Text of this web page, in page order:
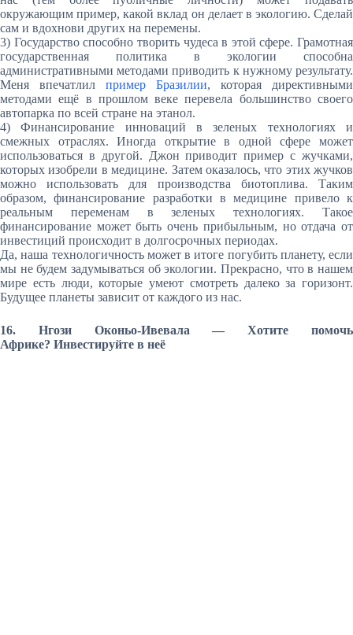
окружающим пример, какой вклад он делает в экологию. Сделай
сам и вдохнови других на перемены.
3) Государство способно творить чудеса в этой сфере. Грамотная
государственная политика в экологии способна
административными методами приводить к нужному результату.
Меня впечатлил пример Бразилии, которая директивными
методами ещё в прошлом веке перевела большинство своего
автопарка по всей стране на этанол.
4) Финансирование инноваций в зеленых технологиях и
смежных отраслях. Иногда открытие в одной сфере может
использоваться в другой. Джон приводит пример с жучками,
которых изобрели в медицине. Затем оказалось, что этих жучков
можно использовать для производства биотоплива. Таким
образом, финансирование разработки в медицине привело к
реальным переменам в зеленых технологиях. Такое
финансирование может быть очень прибыльным, но отдача от
инвестиций происходит в долгосрочных периодах.
Да, наша технологичность может в итоге погубить планету, если
мы не будем задумываться об экологии. Прекрасно, что в нашем
мире есть люди, которые умеют смотреть далеко за горизонт.
Будущее планеты зависит от каждого из нас.
16. Нгози Оконьо-Ивевала — Хотите помочь
Африке? Инвестируйте в неё